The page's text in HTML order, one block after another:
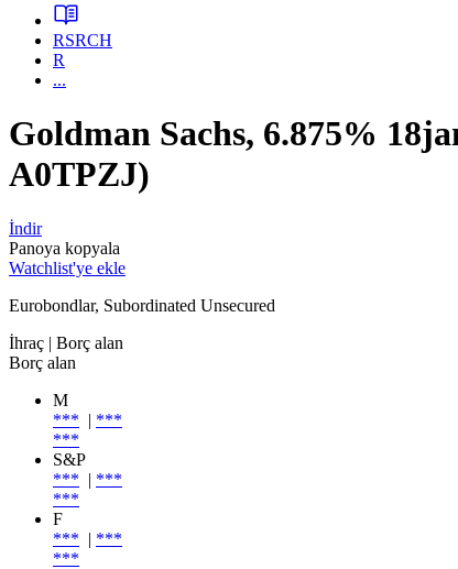
RSRCH
R
...
Goldman Sachs, 6.875%
A0TPZJ)
İndir
Panoya kopyala
Watchlist'ye ekle
Eurobondlar, Subordinated Unsecured
İhraç | Borç alan
Borç alan
M
*** | ***
***
S&P
*** | ***
***
F
*** | ***
***